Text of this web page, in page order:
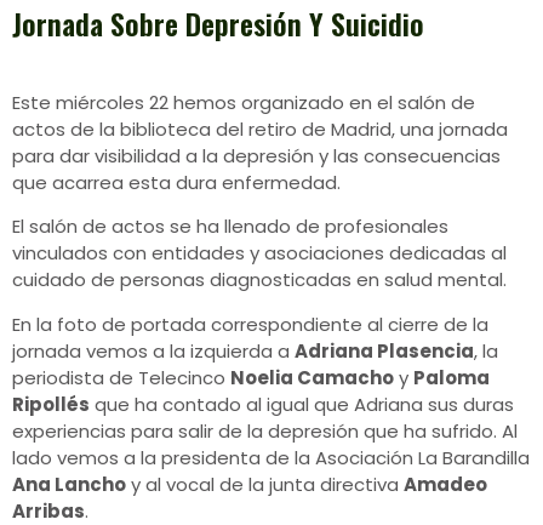
Jornada Sobre Depresión Y Suicidio
Este miércoles 22 hemos organizado en el salón de
actos de la biblioteca del retiro de Madrid, una jornada
para dar visibilidad a la depresión y las consecuencias
que acarrea esta dura enfermedad.
El salón de actos se ha llenado de profesionales
vinculados con entidades y asociaciones dedicadas al
cuidado de personas diagnosticadas en salud mental.
En la foto de portada correspondiente al cierre de la
jornada vemos a la izquierda a Adriana Plasencia, la
periodista de Telecinco Noelia Camachoy Paloma
Ripollés que ha contado al igual que Adriana sus duras
experiencias para salir de la depresión que ha sufrido. Al
lado vemos a la presidenta de la Asociación La Barandilla
Ana Lanchoy al vocal de la junta directiva Amadeo
Arribas.